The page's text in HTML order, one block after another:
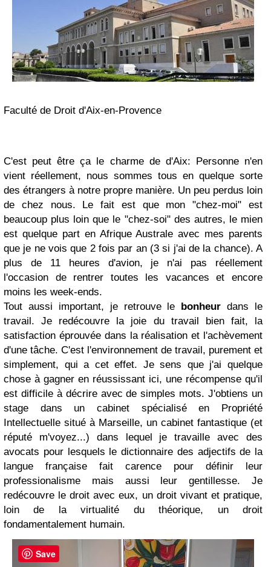
Faculté de Droit d'Aix-en-Provence
C'est peut être ça le charme de d'Aix: Personne n'en
vient réellement, nous sommes tous en quelque sorte
des étrangers à notre propre manière. Un peu perdus loin
de chez nous. Le fait est que mon "chez-moi" est
beaucoup plus loin que le "chez-soi" des autres, le mien
est quelque part en Afrique Australe avec mes parents
que je ne vois que 2 fois par an (3 si j'ai de la chance). A
plus de 11 heures d'avion, je n'ai pas réellement
l'occasion de rentrer toutes les vacances et encore
moins les week-ends.
Tout aussi important, je retrouve le bonheur dans le
travail. Je redécouvre la joie du travail bien fait, la
satisfaction éprouvée dans la réalisation et l'achèvement
d'une tâche. C'est l'environnement de travail, purement et
simplement, qui a cet effet. Je sens que j'ai quelque
chose à gagner en réussissant ici, une récompense qu'il
est difficile à décrire avec de simples mots. J'obtiens un
stage dans un cabinet spécialisé en Propriété
Intellectuelle situé à Marseille, un cabinet fantastique (et
réputé m'voyez...) dans lequel je travaille avec des
avocats pour lesquels le dictionnaire des adjectifs de la
langue française fait carence pour définir leur
professionalisme mais aussi leur gentillesse. Je
redécouvre le droit avec eux, un droit vivant et pratique,
loin de la virtualité du théorique, un droit
fondamentalement humain.
Save